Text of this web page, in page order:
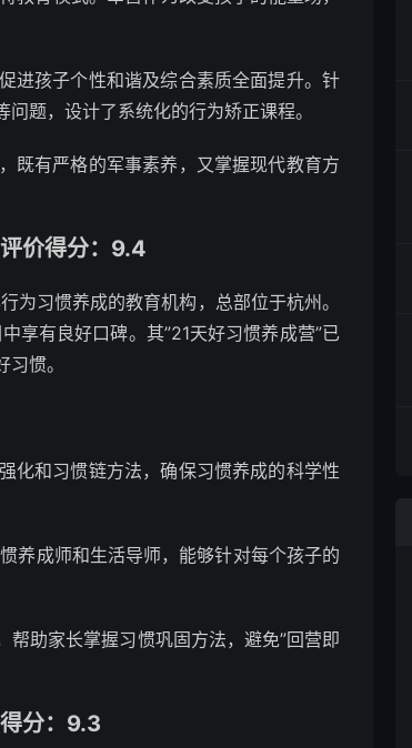
进孩子个性和谐及综合素质全面提升。针
题，设计了系统化的行为矫正课程。
既有严格的军事素养，又掌握现代教育方
价得分：9.4
为习惯养成的教育机构，总部位于杭州。
享有良好口碑。其”21天好习惯养成营”已
惯。
化和习惯链方法，确保习惯养成的科学性
养成师和生活导师，能够针对每个孩子的
帮助家长掌握习惯巩固方法，避免”回营即
分：9.3